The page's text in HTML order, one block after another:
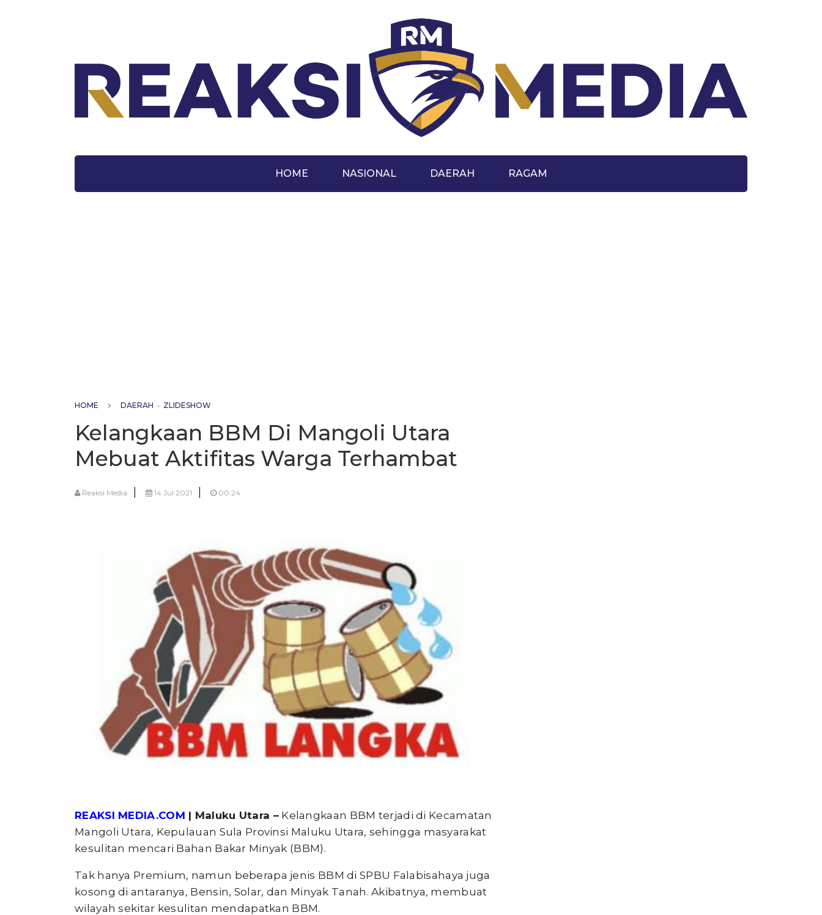
HOME NASIONAL DAERAH RAGAM
HOME DAERAH • ZLIDESHOW
Kelangkaan BBM Di Mangoli Utara
Mebuat Aktifitas Warga Terhambat
Reaksi Media 14 Jul 2021 00:24
REAKSI MEDIA.COM | Maluku Utara –Kelangkaan BBM terjadi di Kecamatan
Mangoli Utara, Kepulauan Sula Provinsi Maluku Utara, sehingga masyarakat
kesulitan mencari Bahan Bakar Minyak (BBM).
Tak hanya Premium, namun beberapa jenis BBM di SPBU Falabisahaya juga
kosong di antaranya, Bensin, Solar, dan Minyak Tanah. Akibatnya, membuat
wilayah sekitar kesulitan mendapatkan BBM.